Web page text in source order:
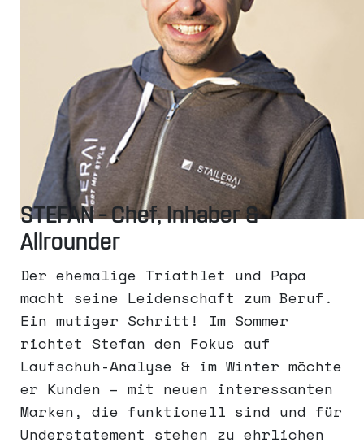
STEFAN – Chef, Inhaber &
Allrounder
Der ehemalige Triathlet und Papa
macht seine Leidenschaft zum Beruf.
Ein mutiger Schritt! Im Sommer
richtet Stefan den Fokus auf
Laufschuh-Analyse & im Winter möchte
er Kunden – mit neuen interessanten
Marken, die funktionell sind und für
Understatement stehen zu ehrlichen